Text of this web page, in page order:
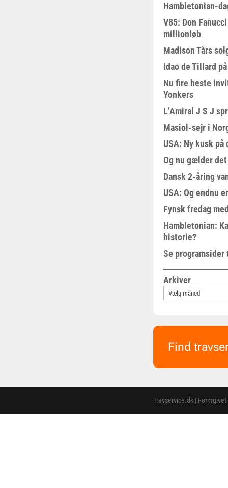
Hambletonian-
V85: Don
millionløb
Madison Tårs
Idao de Tillard
Nu fire heste
Yonkers
L’Amiral J S J
Masiol-sejr i
USA: Ny kusk på
Og nu gælder
Dansk 2-åring
USA: Og endnu
Fynsk fredag
Hambletonian:
historie?
Se
Arkiver
Find
Travservice.dk |